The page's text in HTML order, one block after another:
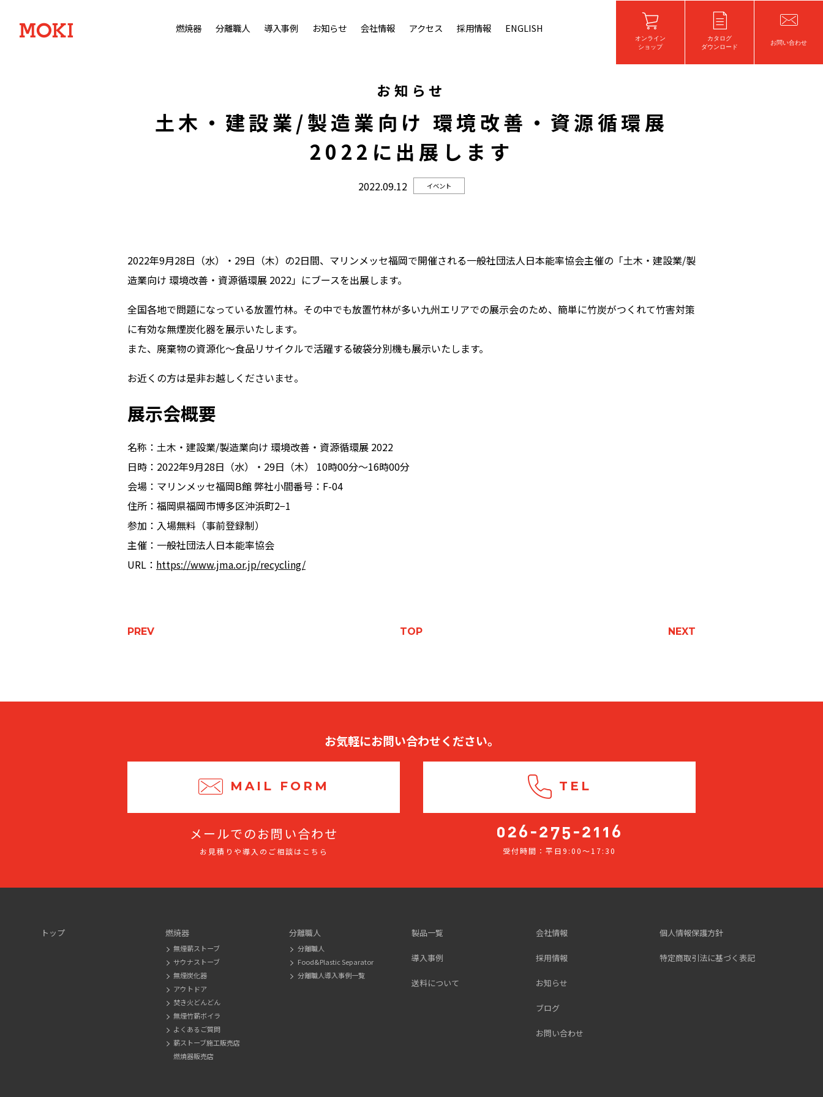
燃焼器 分離職人 導入事例 お知らせ 会社情報 アクセス 採用情報 ENGLISH
オンライン
ショップ
カタログ
ダウンロード
お問い合わせ
お知らせ
土木・建設業/製造業向け 環境改善・資源循環展
2022に出展します
2022.09.12 イベント
2022年9⽉28⽇（⽔）・29⽇（⽊）の2⽇間、マリンメッセ福岡で開催される⼀般社団法⼈⽇本能率協会主催の「⼟⽊・建設業/製
造業向け 環境改善・資源循環展 2022」にブースを出展します。
全国各地で問題になっている放置⽵林。その中でも放置⽵林が多い九州エリアでの展⽰会のため、簡単に⽵炭がつくれて⽵害対策
に有効な無煙炭化器を展⽰いたします。
また、廃棄物の資源化〜⾷品リサイクルで活躍する破袋分別機も展⽰いたします。
お近くの方は是非お越しくださいませ。
展示会概要
名称：⼟⽊・建設業/製造業向け 環境改善・資源循環展 2022
⽇時：2022年9⽉28⽇（⽔）・29⽇（⽊） 10時00分〜16時00分
会場：マリンメッセ福岡B館 弊社⼩間番号：F-04
住所：福岡県福岡市博多区沖浜町2−1
参加：⼊場無料（事前登録制）
主催：⼀般社団法⼈⽇本能率協会
URL： https://www.jma.or.jp/recycling/
PREV TOP NEXT
お気軽にお問い合わせください。
MAIL FORM
メールでのお問い合わせ
お見積りや導入のご相談はこちら
TEL
受付時間：平日9:00～17:30
トップ 燃焼器
無煙薪ストーブ
サウナストーブ
無煙炭化器
アウトドア
焚き火どんどん
無煙竹薪ボイラ
よくあるご質問
薪ストーブ施工販売店
燃焼器販売店
分離職人
分離職人
Food&Plastic Separator
分離職人導入事例一覧
製品一覧
導入事例
送料について
会社情報
採用情報
お知らせ
ブログ
お問い合わせ
個人情報保護方針
特定商取引法に基づく表記